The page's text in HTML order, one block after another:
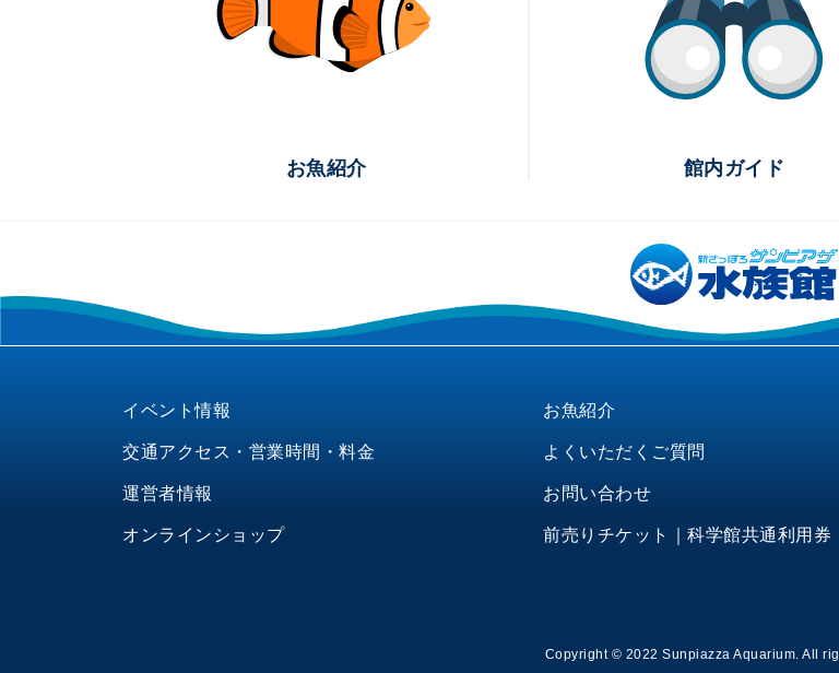
お魚紹介 館内ガイド
イベント情報 お魚紹介
交通アクセス・営業時間・料金 よくいただくご質問
運営者情報 お問い合わせ
オンラインショップ 前売りチケット｜科学館共通利用券
Copyright © 2022 Sunpiazza Aquarium. All